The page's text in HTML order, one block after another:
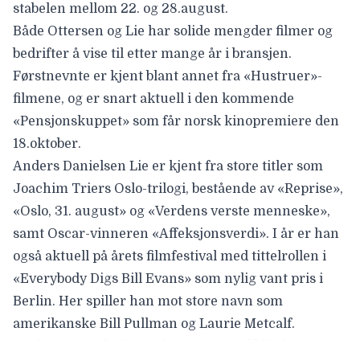
stabelen mellom 22. og 28.august.
Både Ottersen og Lie har solide mengder filmer og
bedrifter å vise til etter mange år i bransjen.
Førstnevnte er kjent blant annet fra «Hustruer»-
filmene, og er snart aktuell i den kommende
«Pensjonskuppet» som får norsk kinopremiere den
18.oktober.
Anders Danielsen Lie er kjent fra store titler som
Joachim Triers Oslo-trilogi, bestående av «Reprise»,
«Oslo, 31. august» og «Verdens verste menneske»,
samt Oscar-vinneren «Affeksjonsverdi». I år er han
også aktuell på årets filmfestival med tittelrollen i
«Everybody Digs Bill Evans» som nylig vant pris i
Berlin. Her spiller han mot store navn som
amerikanske Bill Pullman og Laurie Metcalf.